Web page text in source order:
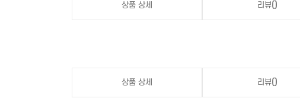
상품 상세 리뷰()
상품 상세 리뷰()